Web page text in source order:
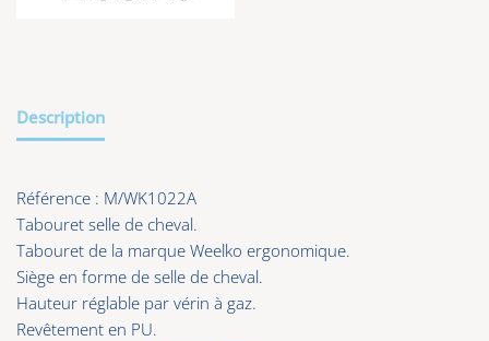
Description
Référence : M/WK1022A
Tabouret selle de cheval.
Tabouret de la marque Weelko ergonomique.
Siège en forme de selle de cheval.
Hauteur réglable par vérin à gaz.
Revêtement en PU.